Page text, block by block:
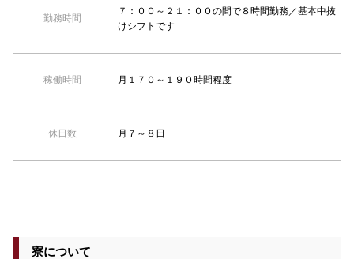
勤務時間
７：００～２１：００の間で８時間勤務／基本中抜
けシフトです
稼働時間 月１７０～１９０時間程度
休日数 月７～８日
寮について